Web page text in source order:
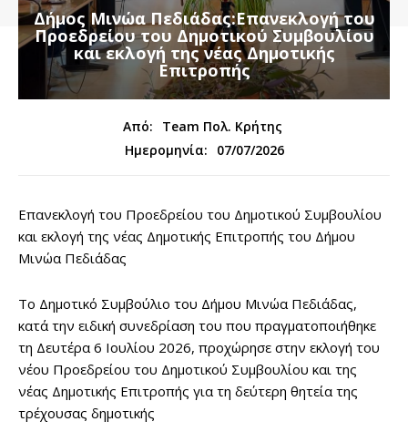
Δήμος Μινώα Πεδιάδας:Επανεκλογή του
Προεδρείου του Δημοτικού Συμβουλίου
και εκλογή της νέας Δημοτικής
Επιτροπής
Από:
Team Πολ. Κρήτης
Ημερομηνία:
07/07/2026
Επανεκλογή του Προεδρείου του Δημοτικού Συμβουλίου
και εκλογή της νέας Δημοτικής Επιτροπής του Δήμου
Μινώα Πεδιάδας
Το Δημοτικό Συμβούλιο του Δήμου Μινώα Πεδιάδας,
κατά την ειδική συνεδρίαση του που πραγματοποιήθηκε
τη Δευτέρα 6 Ιουλίου 2026, προχώρησε στην εκλογή του
νέου Προεδρείου του Δημοτικού Συμβουλίου και της
νέας Δημοτικής Επιτροπής για τη δεύτερη θητεία της
τρέχουσας δημοτικής